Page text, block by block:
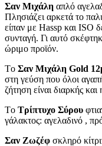
Σαν Μιχάλη απλό
Πλησιάζει αρκετά το
είπαν με Hassp και ISO
συνταγή. Γι αυτό
ώριμο προϊόν.
Tο Σαν Μιχάλη Gold
στη γεύση που όλοι
ζήτηση είναι διαρκής
Tο Τρίπτυχο Σύρου
γάλακτος: αγελαδινό ,
Σαν Ζωζέφ σκληρό